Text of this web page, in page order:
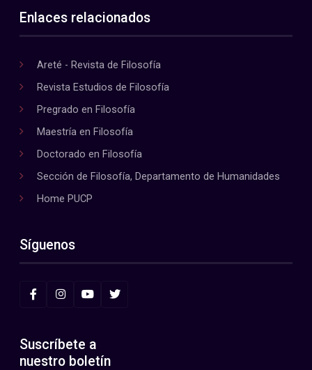
Enlaces relacionados
Areté - Revista de Filosofía
Revista Estudios de Filosofía
Pregrado en Filosofía
Maestría en Filosofía
Doctorado en Filosofía
Sección de Filosofía, Departamento de Humanidades
Home PUCP
Síguenos
Suscríbete a
nuestro boletín